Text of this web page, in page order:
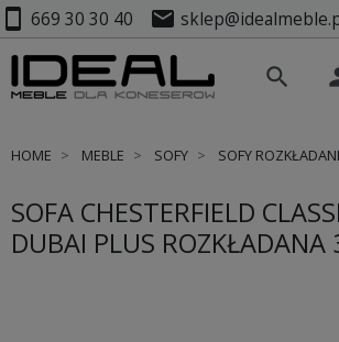
smartphone 669 30 30 40 mail
search
HOME MEBLE SOFY SOFY
SOFA CHESTERFIELD
DUBAI PLUS ROZKŁADANA